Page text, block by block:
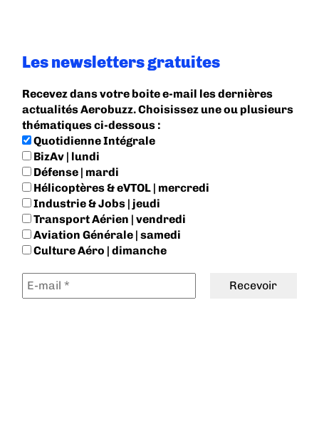
Les newsletters gratuites
Recevez dans votre boite e-mail les dernières
actualités Aerobuzz. Choisissez une ou plusieurs
thématiques ci-dessous :
Quotidienne Intégrale
BizAv | lundi
Défense | mardi
Hélicoptères & eVTOL | mercredi
Industrie & Jobs | jeudi
Transport Aérien | vendredi
Aviation Générale | samedi
Culture Aéro | dimanche